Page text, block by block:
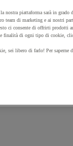
Manutan
nostra piattaforma sarà in grado
team di marketing e ai nostri
ci consente di offrirti prodotti
finalità di ogni tipo di cookie,
sei libero di farlo! Per saperne